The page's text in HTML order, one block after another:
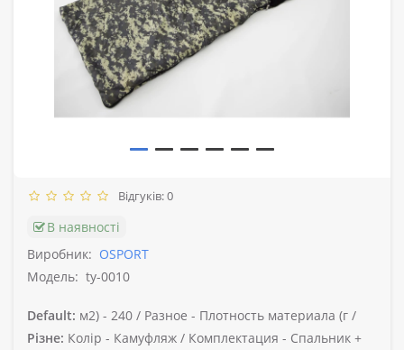
Відгуків: 0
В наявності
Виробник: OSPORT
Модель: ty-0010
Default: м2) - 240 / Разное - Плотность материала (г /
Різне: Колір - Камуфляж / Комплектация - Спальник +